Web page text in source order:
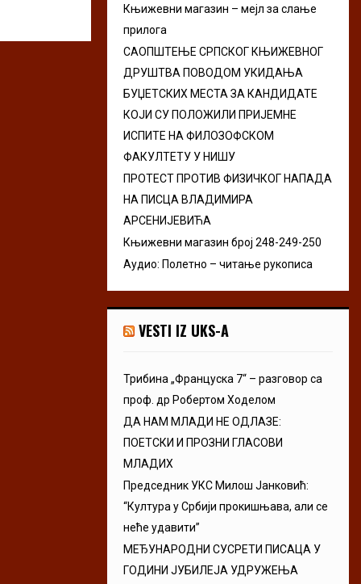
r
:
C
Књижевни магазин – мејл за слање
прилога
САОПШТЕЊЕ СРПСКОГ КЊИЖЕВНОГ
ДРУШТВА ПОВОДОМ УКИДАЊА
БУЏЕТСКИХ МЕСТА ЗА КАНДИДАТЕ
КОЈИ СУ ПОЛОЖИЛИ ПРИЈЕМНЕ
ИСПИТЕ НА ФИЛОЗОФСКОМ
ФАКУЛТЕТУ У НИШУ
ПРОТЕСТ ПРОТИВ ФИЗИЧКОГ НАПАДА
НА ПИСЦА ВЛАДИМИРА
АРСЕНИЈЕВИЋА
Књижевни магазин број 248-249-250
Аудио: Полетно – читање рукописа
VESTI IZ UKS-A
Трибина „Француска 7“ – разговор са
проф. др Робертом Ходелом
ДА НАМ МЛАДИ НЕ ОДЛАЗЕ:
ПОЕТСКИ И ПРОЗНИ ГЛАСОВИ
МЛАДИХ
Председник УКС Милош Јанковић:
“Култура у Србији прокишњава, али се
неће удавити”
МЕЂУНАРОДНИ СУСРЕТИ ПИСАЦА У
ГОДИНИ ЈУБИЛЕЈА УДРУЖЕЊА